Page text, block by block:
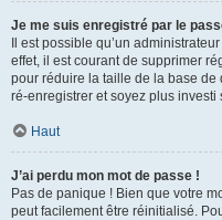
Je me suis enregistré par le
Il est possible qu’un
effet, il est courant de supprimer
pour réduire la taille de la base de
ré-enregistrer et soyez plus investi
Haut
J’ai perdu mon mot de passe !
Pas de panique ! Bien que votre
peut facilement être réinitialisé.